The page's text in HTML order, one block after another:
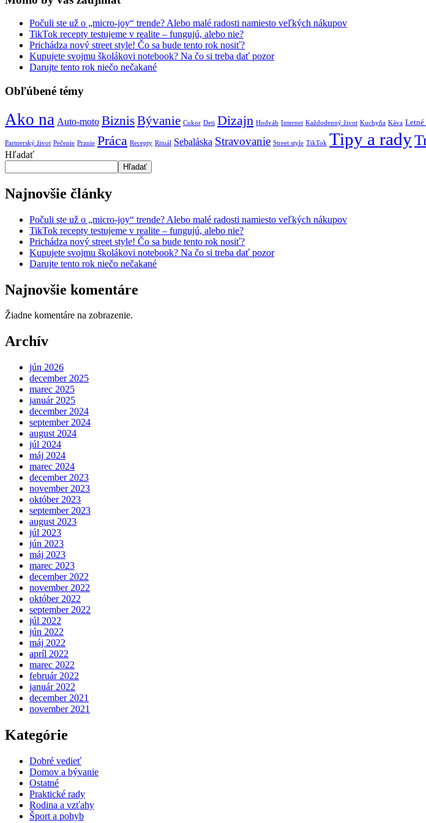
Počuli ste už o „micro-joy“ trende? Alebo malé radosti namiesto veľkých nákupov
TikTok recepty testujeme v realite – fungujú, alebo nie?
Prichádza nový street style! Čo sa bude tento rok nosiť?
Kupujete svojmu školákovi notebook? Na čo si treba dať pozor
Darujte tento rok niečo nečakané
Obľúbené témy
Ako na Auto-moto BiznisBývanie Cukor Deti Dizajn Hodváb Internet Každodenný život Kuchyňa Káva Letné
Partnerský život Pečenie Pranie Práca Recepty Rituál Sebaláska Stravovanie Street style TikTok Tipy a rady
Hľadať
Hľadať
Najnovšie články
Počuli ste už o „micro-joy“ trende? Alebo malé radosti namiesto veľkých nákupov
TikTok recepty testujeme v realite – fungujú, alebo nie?
Prichádza nový street style! Čo sa bude tento rok nosiť?
Kupujete svojmu školákovi notebook? Na čo si treba dať pozor
Darujte tento rok niečo nečakané
Najnovšie komentáre
Žiadne komentáre na zobrazenie.
Archív
jún 2026
december 2025
marec 2025
január 2025
december 2024
september 2024
august 2024
júl 2024
máj 2024
marec 2024
december 2023
november 2023
október 2023
september 2023
august 2023
júl 2023
jún 2023
máj 2023
marec 2023
december 2022
november 2022
október 2022
september 2022
júl 2022
jún 2022
máj 2022
apríl 2022
marec 2022
február 2022
január 2022
december 2021
november 2021
Kategórie
Dobré vedieť
Domov a bývanie
Ostatné
Praktické rady
Rodina a vzťahy
Šport a pohyb